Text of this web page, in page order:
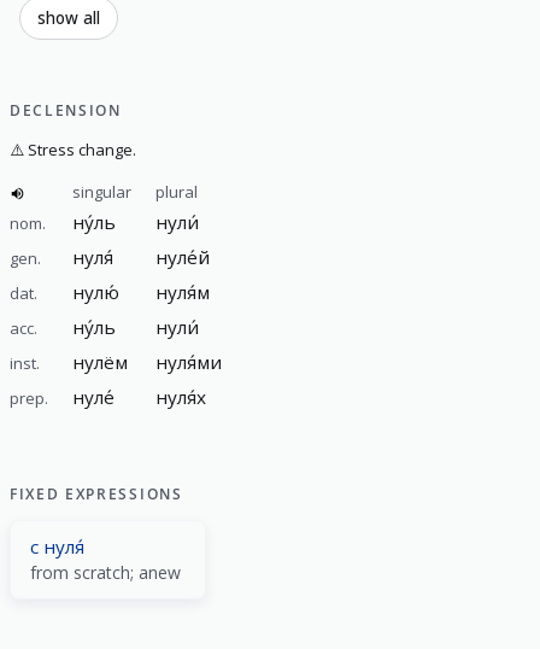
show all
DECLENSION
⚠️ Stress change.
singular
plural
nom.
ну́ль нули́
gen. нуля́ нуле́й
dat. нулю́ нуля́м
acc. ну́ль нули́
inst. нулём нуля́ми
prep. нуле́ нуля́х
FIXED EXPRESSIONS
с нуля́
from scratch; anew